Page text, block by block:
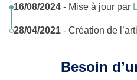
16/08/2024 - Mise à jour par
28/04/2021 - Création de
Besoin